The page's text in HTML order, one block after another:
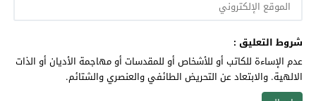
شروط التعليق :
عدم الإساءة للكاتب أو للأشخاص أو للمقدسات أو مهاجمة الأديان أو الذات
الالهية. والابتعاد عن التحريض الطائفي والعنصري والشتائم.